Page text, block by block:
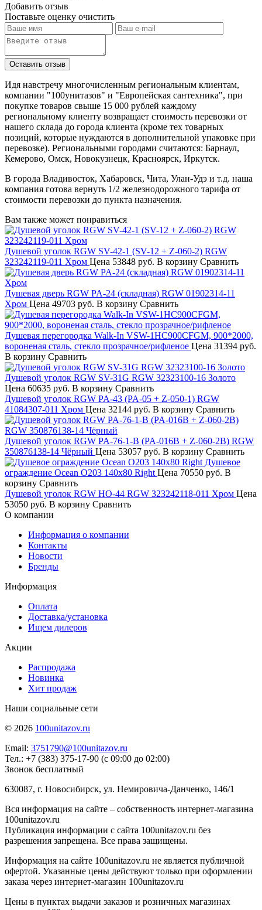
Добавить отзыв
Поставьте оценку очистить
Идя навстречу многочисленным региональным клиентам,
компании "100унитазов" и "Европейская сантехника", при
покупке товаров свыше 15 000 рублей каждому
региональному клиенту возвращает стоимость перевозки от
нашего склада до города клиента (кроме тех товарных
позиций, которые нуждаются в дополнительной упаковке при
перевозке). Региональными городами считаются: Барнаул,
Кемерово, Омск, Новокузнецк, Красноярск, Иркутск.
В города Владивосток, Хабаровск, Чита, Улан-Удэ и т.д. наша
компания готова вернуть 1/2 железнодорожного тарифа от
стоимости перевозки до пункта назначения.
Вам также может понравиться
Душевой уголок RGW SV-42-1 (SV-12 + Z-060-2) RGW
323242119-011 Хром Цена 53848 руб. В корзину Сравнить
Душевая дверь RGW PA-24 (складная) RGW 01902314-11
Хром Цена 49703 руб. В корзину Сравнить
Душевая перегородка Walk-In VSW-1HC900CFGM, 900*2000,
вороненая сталь, стекло прозрачное/рифленое Цена 31394 руб.
В корзину Сравнить
Душевой уголок RGW SV-31G RGW 32323100-16 Золото
Цена 60635 руб. В корзину Сравнить
Душевой уголок RGW PA-43 (PA-05 + Z-050-1) RGW
41084307-011 Хром Цена 32144 руб. В корзину Сравнить
Душевой уголок RGW PA-76-1-B (PA-016B + Z-060-2B) RGW
350876138-14 Чёрный Цена 53057 руб. В корзину Сравнить
Душевое
ограждение Ocean O203 140x80 Right Цена 70550 руб. В
корзину Сравнить
Душевой уголок RGW HO-44 RGW 323242118-011 Хром Цена
53050 руб. В корзину Сравнить
О компании
Информация о компании
Контакты
Новости
Бренды
Информация
Оплата
Доставка/установка
Ищем дилеров
Акции
Распродажа
Новинка
Хит продаж
Наши социальные сети
© 2026 100unitazov.ru
Email: 3751790@100unitazov.ru
Тел.: +7 (383) 375-17-90 (с 09:00 до 02:00)
Звонок бесплатный
630087, г. Новосибирск, ул. Немировича-Данченко, 146/1
Вся информация на сайте – собственность интернет-магазина
100unitazov.ru
Публикация информации с сайта 100unitazov.ru без
разрешения запрещена. Все права защищены.
Информация на сайте 100unitazov.ru не является публичной
офертой. Указанные цены действуют только при оформлении
заказа через интернет-магазин 100unitazov.ru
Цены в пунктах выдачи заказов и розничных магазинах